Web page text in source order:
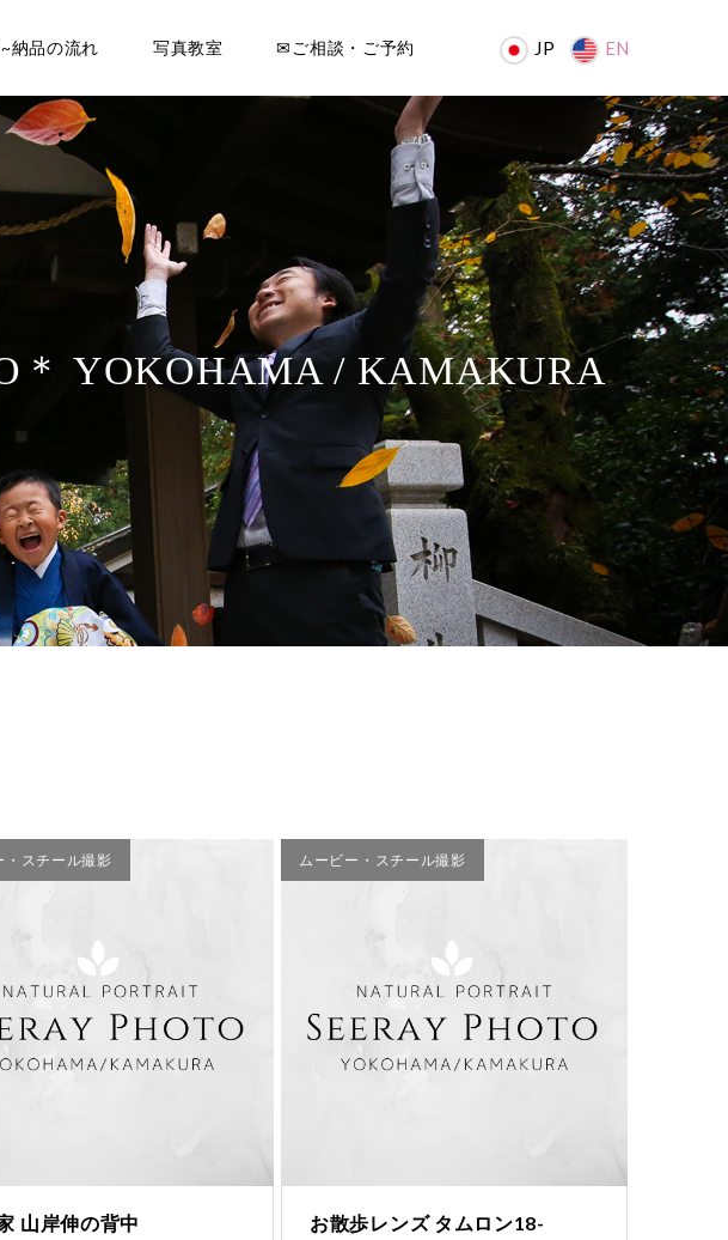
納品の流れ 写真教室 ✉ご相談・ご予約 JP EN
＊ YOKOHAMA / KAMAKURA
・スチール撮影
山岸伸の背中
ムービー・スチール撮影
お散歩レンズ タムロン18-